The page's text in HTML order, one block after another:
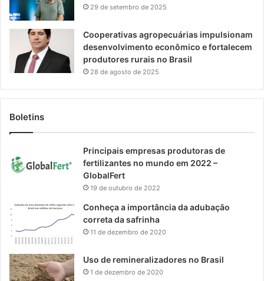
29 de setembro de 2025
Cooperativas agropecuárias impulsionam
desenvolvimento econômico e fortalecem
produtores rurais no Brasil
28 de agosto de 2025
Boletins
Principais empresas produtoras de
fertilizantes no mundo em 2022 –
GlobalFert
19 de outubro de 2022
Conheça a importância da adubação
correta da safrinha
11 de dezembro de 2020
Uso de remineralizadores no Brasil
1 de dezembro de 2020